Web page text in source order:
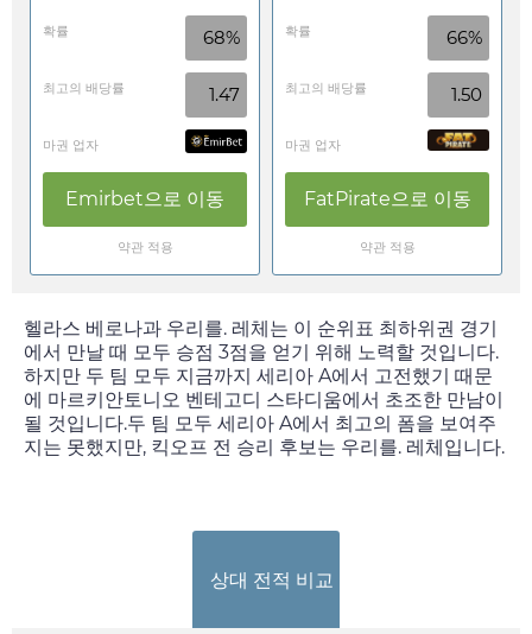
확률 68%
최고의 배당률 1.47
마권 업자
Emirbet으로 이동
약관 적용
확률 66%
최고의 배당률 1.50
마권 업자
FatPirate으로 이동
약관 적용
헬라스 베로나과 우리를. 레체는 이 순위표 최하위권 경기
에서 만날 때 모두 승점 3점을 얻기 위해 노력할 것입니다.
하지만 두 팀 모두 지금까지 세리아 A에서 고전했기 때문
에 마르키안토니오 벤테고디 스타디움에서 초조한 만남이
될 것입니다.두 팀 모두 세리아 A에서 최고의 폼을 보여주
지는 못했지만, 킥오프 전 승리 후보는 우리를. 레체입니다.
상대 전적 비교